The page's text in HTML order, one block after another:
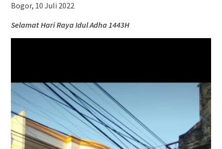
Bogor, 10 Juli 2022
Selamat Hari Raya Idul Adha 1443H